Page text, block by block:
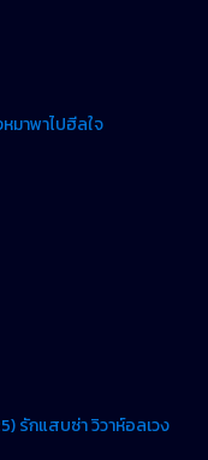
มาพาไปฮีลใจ
รักแสบซ่า วิวาห์อลเวง